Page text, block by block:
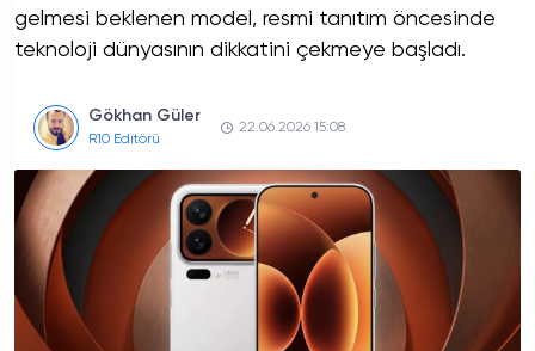
gelmesi beklenen model, resmi tanıtım öncesinde
teknoloji dünyasının dikkatini çekmeye başladı.
Gökhan Güler
R10 Editörü
22.06.2026 15:08